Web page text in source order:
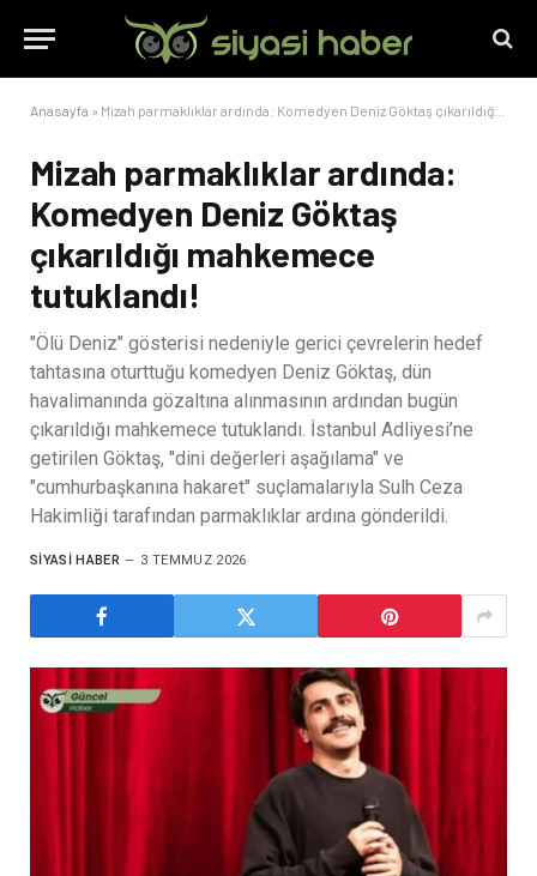
Anasayfa » Mizah parmaklıklar ardında: Komedyen Deniz Göktaş çıkarıldığı mahkemece tutuklandı!
Mizah parmaklıklar ardında:
Komedyen Deniz Göktaş
çıkarıldığı mahkemece
tutuklandı!
"Ölü Deniz" gösterisi nedeniyle gerici çevrelerin hedef
tahtasına oturttuğu komedyen Deniz Göktaş, dün
havalimanında gözaltına alınmasının ardından bugün
çıkarıldığı mahkemece tutuklandı. İstanbul Adliyesi’ne
getirilen Göktaş, "dini değerleri aşağılama" ve
"cumhurbaşkanına hakaret" suçlamalarıyla Sulh Ceza
Hakimliği tarafından parmaklıklar ardına gönderildi.
SIYASI HABER 3 TEMMUZ 2026